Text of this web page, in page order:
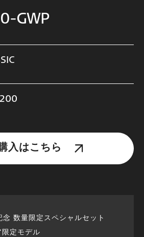
GWP
入はこちら
数量限定スペシャルセット
定モデル